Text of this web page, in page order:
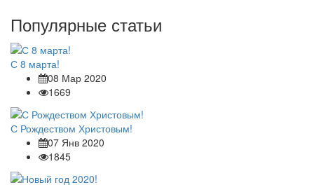
Популярные статьи
С 8 марта!
08 Мар 2020
1669
С Рождеством Христовым!
07 Янв 2020
1845